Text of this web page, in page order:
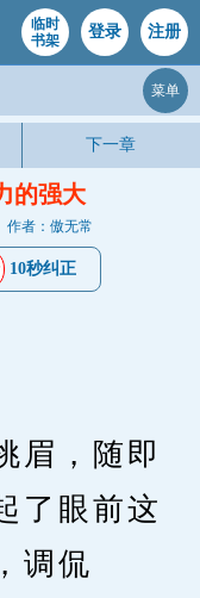
临时
书架
登录 注册
菜单
下一章
的强大
作者：傲无常
10秒纠正
，随即
了眼前这
调侃